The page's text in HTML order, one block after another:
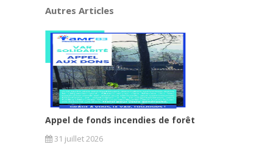
Autres Articles
Appel de fonds incendies de forêt
31 juillet 2026